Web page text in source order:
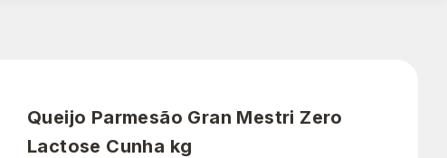
Queijo Parmesão Gran Mestri Zero
Lactose Cunha kg